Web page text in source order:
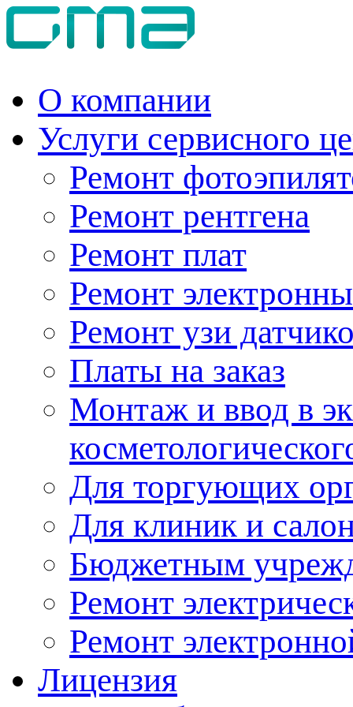
О компании
Услуги сервисного
Ремонт
Ремонт рентгена
Ремонт плат
Ремонт
Ремонт узи
Платы на заказ
Монтаж и ввод в
Для торгующих
Для клиник и
Бюджетным
Ремонт
Ремонт
Лицензия